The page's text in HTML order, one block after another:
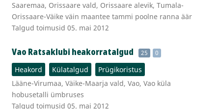
Saaremaa, Orissaare vald, Orissaare alevik, Tumala-
Orissaare-Väike väin maantee tammi poolne ranna äär
Talgud toimusid 05. mai 2012
Vao Ratsaklubi heakorratalgud 25 0
Heakord Külatalgud
Prügikoristus
Lääne-Virumaa, Väike-Maarja vald, Vao, Vao küla
hobusetalli ümbruses
Talgud toimusid 05. mai 2012